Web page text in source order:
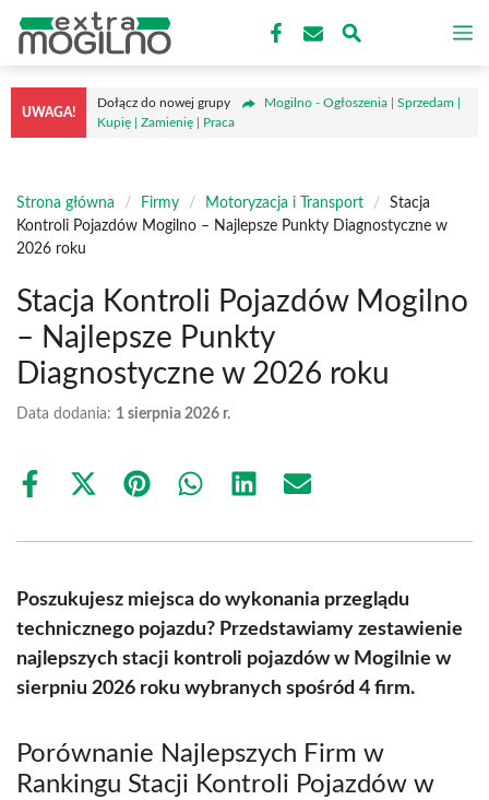
treści
UWAGA!
Dołącz do nowej grupy
Mogilno - Ogłoszenia | Sprzedam |
Kupię | Zamienię | Praca
Strona główna / Firmy / Motoryzacja i Transport /
Stacja
Kontroli Pojazdów Mogilno – Najlepsze Punkty Diagnostyczne w
2026 roku
Stacja Kontroli Pojazdów Mogilno
– Najlepsze Punkty
Diagnostyczne w 2026 roku
Data dodania: 1 sierpnia 2026 r.
Share
Share
(Twitter)
Share Share Share Share
Poszukujesz miejsca do wykonania przeglądu
technicznego pojazdu? Przedstawiamy zestawienie
najlepszych stacji kontroli pojazdów w Mogilnie w
sierpniu 2026 roku wybranych spośród 4 firm.
Porównanie Najlepszych Firm w
Rankingu Stacji Kontroli Pojazdów w